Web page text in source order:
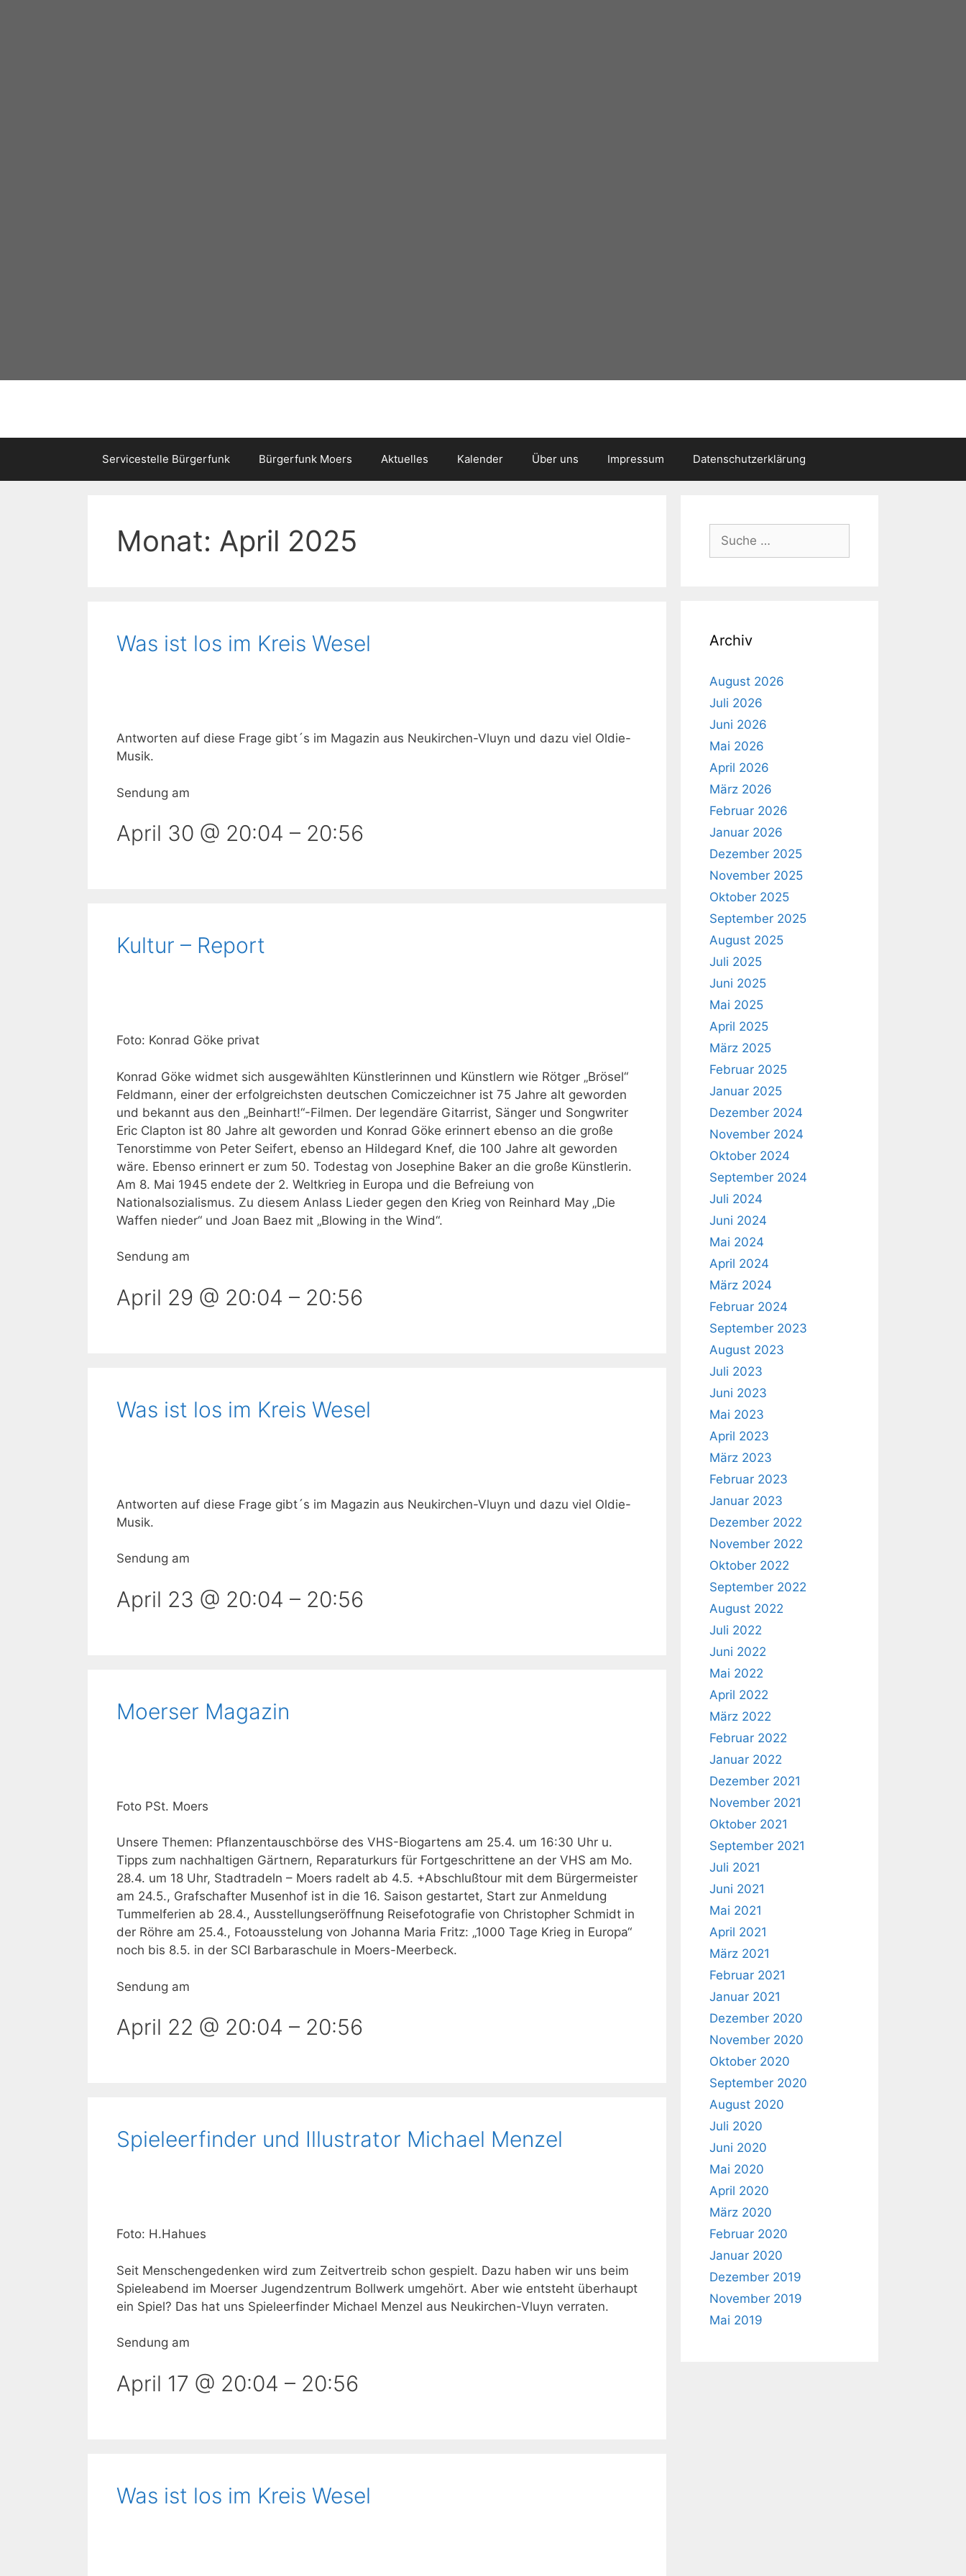
Servicestelle Bürgerfunk Bürgerfunk Moers Aktuelles Kalender Über uns Impressum Datenschutzerklärung
Monat: April 2025
Was ist los im Kreis Wesel
Antworten auf diese Frage gibt´s im Magazin aus Neukirchen-Vluyn und dazu viel Oldie-
Musik.
Sendung am
April 30 @ 20:04 – 20:56
Kultur – Report
Foto: Konrad Göke privat
Konrad Göke widmet sich ausgewählten Künstlerinnen und Künstlern wie Rötger „Brösel“
Feldmann, einer der erfolgreichsten deutschen Comiczeichner ist 75 Jahre alt geworden
und bekannt aus den „Beinhart!“-Filmen. Der legendäre Gitarrist, Sänger und Songwriter
Eric Clapton ist 80 Jahre alt geworden und Konrad Göke erinnert ebenso an die große
Tenorstimme von Peter Seifert, ebenso an Hildegard Knef, die 100 Jahre alt geworden
wäre. Ebenso erinnert er zum 50. Todestag von Josephine Baker an die große Künstlerin.
Am 8. Mai 1945 endete der 2. Weltkrieg in Europa und die Befreiung von
Nationalsozialismus. Zu diesem Anlass Lieder gegen den Krieg von Reinhard May „Die
Waffen nieder“ und Joan Baez mit „Blowing in the Wind“.
Sendung am
April 29 @ 20:04 – 20:56
Was ist los im Kreis Wesel
Antworten auf diese Frage gibt´s im Magazin aus Neukirchen-Vluyn und dazu viel Oldie-
Musik.
Sendung am
April 23 @ 20:04 – 20:56
Moerser Magazin
Foto PSt. Moers
Unsere Themen: Pflanzentauschbörse des VHS-Biogartens am 25.4. um 16:30 Uhr u.
Tipps zum nachhaltigen Gärtnern, Reparaturkurs für Fortgeschrittene an der VHS am Mo.
28.4. um 18 Uhr, Stadtradeln – Moers radelt ab 4.5. +Abschlußtour mit dem Bürgermeister
am 24.5., Grafschafter Musenhof ist in die 16. Saison gestartet, Start zur Anmeldung
Tummelferien ab 28.4., Ausstellungseröffnung Reisefotografie von Christopher Schmidt in
der Röhre am 25.4., Fotoausstelung von Johanna Maria Fritz: „1000 Tage Krieg in Europa“
noch bis 8.5. in der SCI Barbaraschule in Moers-Meerbeck.
Sendung am
April 22 @ 20:04 – 20:56
Spieleerfinder und Illustrator Michael Menzel
Foto: H.Hahues
Seit Menschengedenken wird zum Zeitvertreib schon gespielt. Dazu haben wir uns beim
Spieleabend im Moerser Jugendzentrum Bollwerk umgehört. Aber wie entsteht überhaupt
ein Spiel? Das hat uns Spieleerfinder Michael Menzel aus Neukirchen-Vluyn verraten.
Sendung am
April 17 @ 20:04 – 20:56
Was ist los im Kreis Wesel
Suche
nach:
Archiv
August 2026
Juli 2026
Juni 2026
Mai 2026
April 2026
März 2026
Februar 2026
Januar 2026
Dezember 2025
November 2025
Oktober 2025
September 2025
August 2025
Juli 2025
Juni 2025
Mai 2025
April 2025
März 2025
Februar 2025
Januar 2025
Dezember 2024
November 2024
Oktober 2024
September 2024
Juli 2024
Juni 2024
Mai 2024
April 2024
März 2024
Februar 2024
September 2023
August 2023
Juli 2023
Juni 2023
Mai 2023
April 2023
März 2023
Februar 2023
Januar 2023
Dezember 2022
November 2022
Oktober 2022
September 2022
August 2022
Juli 2022
Juni 2022
Mai 2022
April 2022
März 2022
Februar 2022
Januar 2022
Dezember 2021
November 2021
Oktober 2021
September 2021
Juli 2021
Juni 2021
Mai 2021
April 2021
März 2021
Februar 2021
Januar 2021
Dezember 2020
November 2020
Oktober 2020
September 2020
August 2020
Juli 2020
Juni 2020
Mai 2020
April 2020
März 2020
Februar 2020
Januar 2020
Dezember 2019
November 2019
Mai 2019